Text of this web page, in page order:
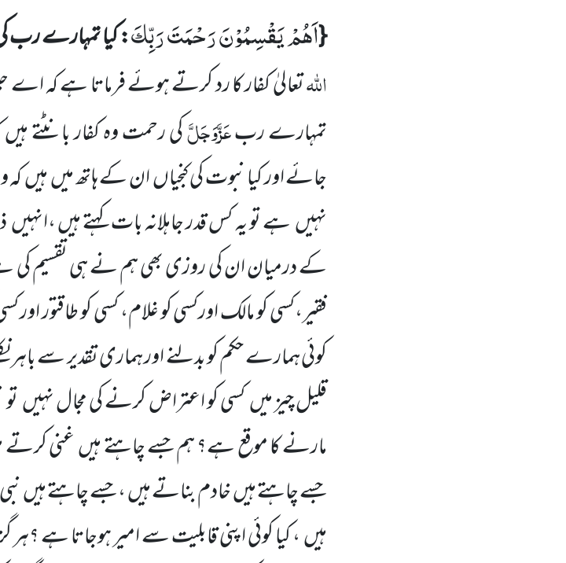
{اَهُمْ یَقْسِمُوْنَ رَحْمَتَ رَبِّكَ: کیا تمہارے رب
اللہتعالیٰ کفار کا رد کرتےہوئے فرماتا ہے کہ اے
تمہارے ربعَزَّوَجَلَّکی رحمت وہ کفار بانٹتے
جائے اور کیا نبوت کی کنجیاںان کے ہاتھ میںہیں
نہیںہے تو یہ کس قدر جاہلانہ بات کہتے ہیں ،انہیں
کے درمیان ان کی روزی بھی ہم نے ہی تقسیم کی
فقیر،کسی کو مالک اورکسی کو غلام، کسی کو طاقتور
کوئی ہمارے حکم کو بدلنے اور ہماری تقدیر سے باہر
قلیل چیز میںکسی کو اعتراض کرنے کی مجال نہیں
مارنے کا موقع ہے؟ ہم جسے چاہتے ہیںغنی کرتے
جسے چاہتے ہیںخادم بناتے ہیں ، جسے چاہتے ہیں
ہیں، کیا کوئی اپنی قابلیت سے امیر ہوجاتا ہے